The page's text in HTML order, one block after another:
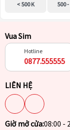
< 500 K 500 -
Vua Sim
Hotline
0877.555555
LIÊN HỆ
Giờ mở cửa:08:00 -